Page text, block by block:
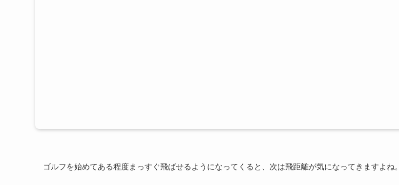
ゴルフを始めてある程度まっすぐ飛ばせるようになってくると、次は飛距離が気になってきますよね。